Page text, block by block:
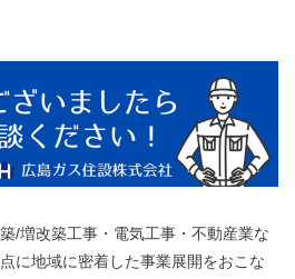
/増改築工事・電気工事・不動産業な
に地域に密着した事業展開をおこな